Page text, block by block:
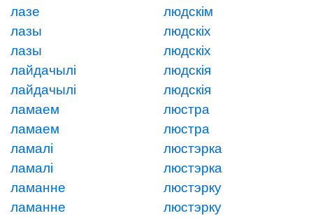
лазе
лазы
лазы
лайдачылі
лайдачылі
ламаем
ламаем
ламалі
ламалі
ламанне
ламанне
людскім
людскіх
людскіх
людскія
людскія
люстра
люстра
люстэрка
люстэрка
люстэрку
люстэрку